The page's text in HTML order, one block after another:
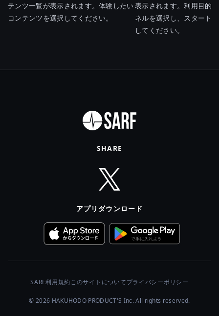
テンツ一覧が表示されます。体験したい
コンテンツを選択してください。
表示されます。利用目的
ネルを選択し、スタート
してください。
SHARE
アプリダウンロード
SARF利用規約このサイトについてプライバシーポリシー
© 2026 HAKUHODO PRODUCT'S Inc. All rights reserved.